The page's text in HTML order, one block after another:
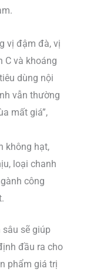
vị đậm đà, vị
C và khoáng
dùng nội
vẫn thường
mất giá”,
không hạt,
loại chanh
công
sâu sẽ giúp
đầu ra cho
phẩm giá trị